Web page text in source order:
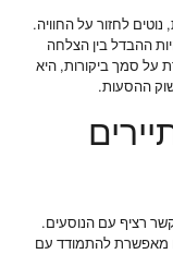
לחזור על החוויה.
ההבדל בין הצלחה
על סמך ביקורות, היא
ההסעות.
רציף עם הנוסעים.
מאפשרת להתמודד עם